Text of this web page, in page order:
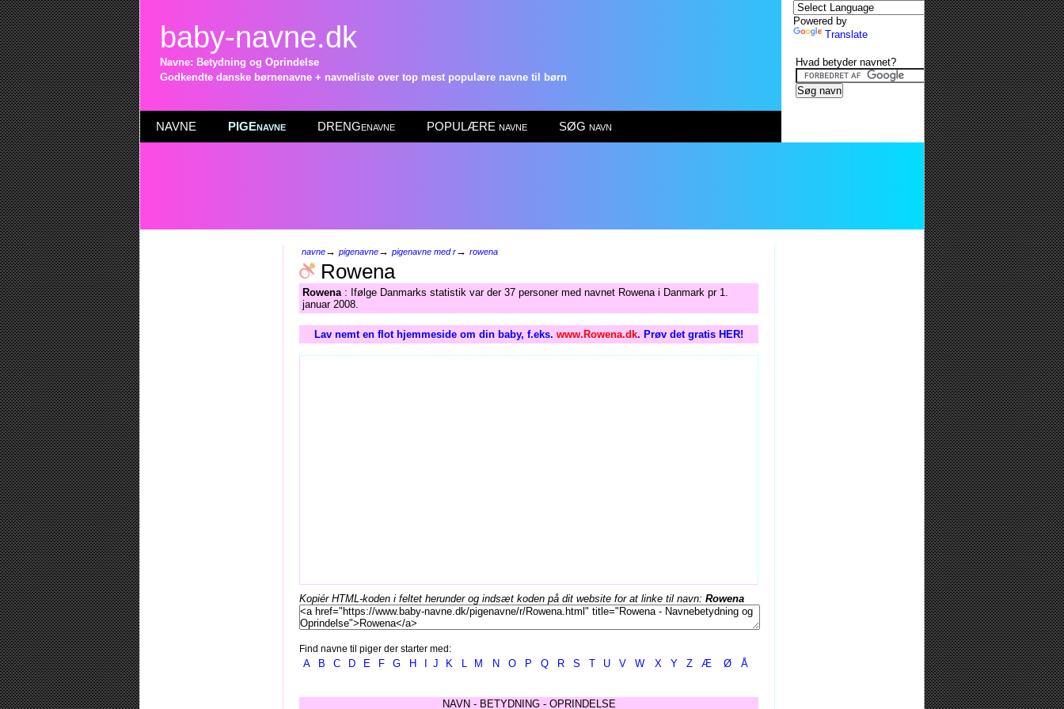
baby-navne.dk
Navne: Betydning og Oprindelse
Godkendte danske børnenavne + navneliste over top mest populære navne til børn
NAVNE PIGEnavne DRENGenavne POPULÆRE navne SØG navn
navne→ pigenavne→ pigenavne med r→ rowena
Rowena
Rowena: Ifølge Danmarks statistik var der 37 personer med navnet Rowena i Danmark pr 1.
januar 2008.
Lav nemt en flot hjemmeside om din baby, f.eks. www.Rowena.dk. Prøv det gratis HER!
Kopiér HTML-koden i feltet herunder og indsæt koden på dit website for at linke til navn: Rowena
Find navne til piger der starter med:
A B C D E F G H J K L M N O P Q R S T U V W X Y Z Æ Ø Å
NAVN - BETYDNING - OPRINDELSE
Powered by
Translate
Hvad betyder navnet?